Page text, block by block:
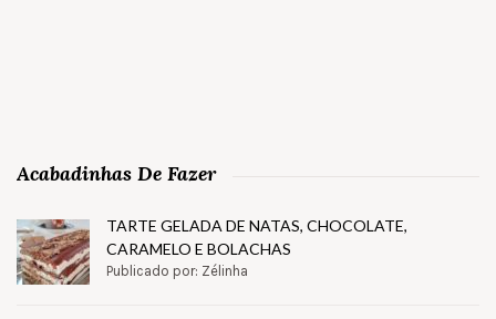
Acabadinhas De Fazer
TARTE GELADA DE NATAS, CHOCOLATE,
CARAMELO E BOLACHAS
Publicado por: Zélinha